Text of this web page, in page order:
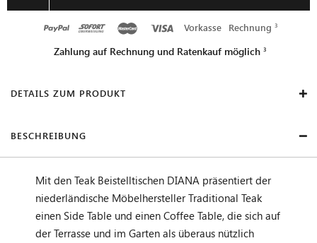
Vorkasse Rechnung
Zahlung auf Rechnung und Ratenkauf möglich
DETAILS ZUM PRODUKT
BESCHREIBUNG
Mit den Teak Beistelltischen DIANA präsentiert der
niederländische Möbelhersteller Traditional Teak
einen Side Table und einen Coffee Table, die sich auf
der Terrasse und im Garten als überaus nützlich